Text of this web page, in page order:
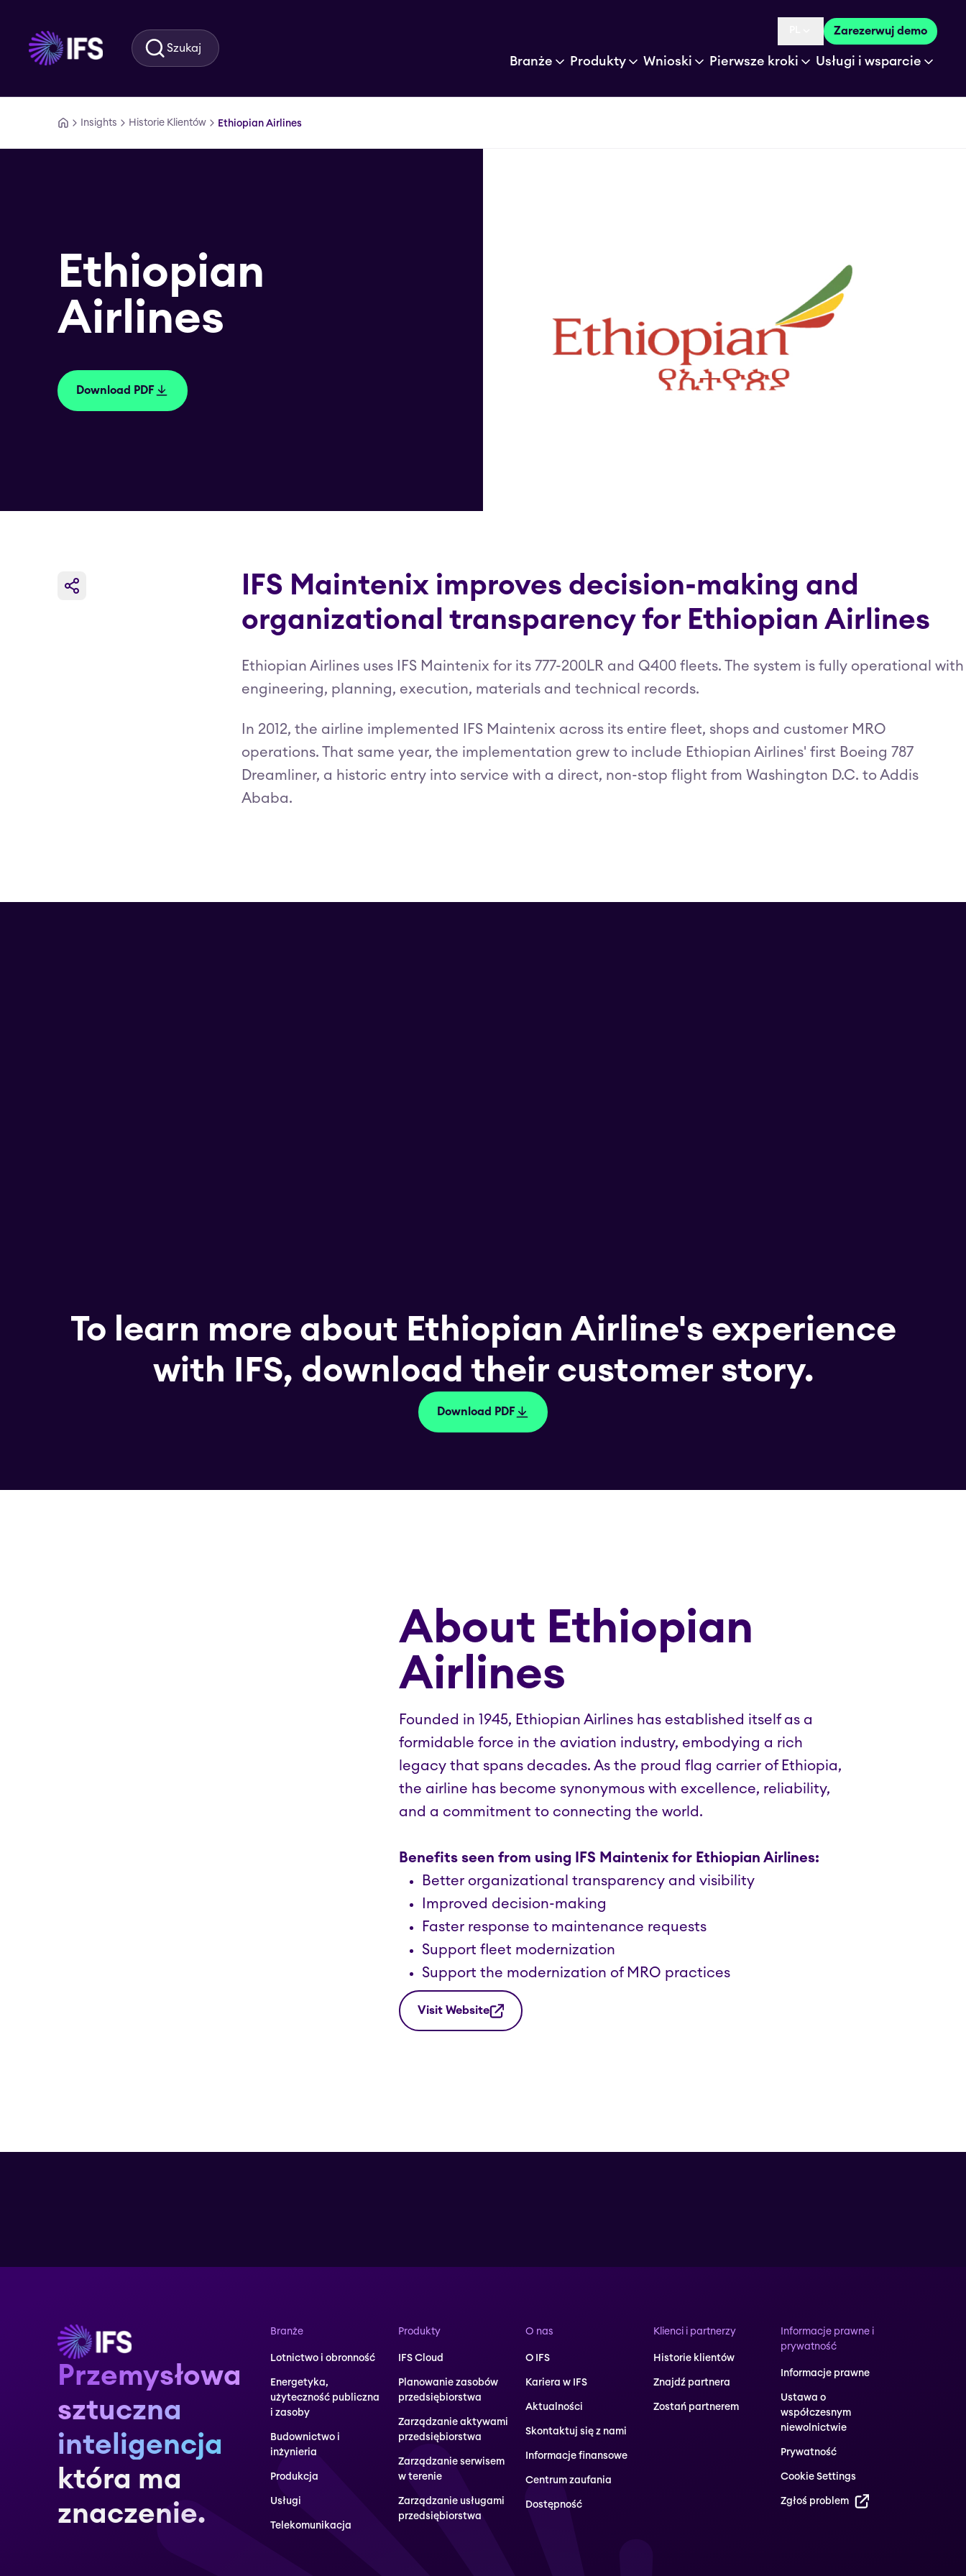
Szukaj
Language selected is
Zarezerwuj demo
Branże Produkty Wnioski Pierwsze kroki Usługi i wsparcie
Insights Historie Klientów Ethiopian Airlines
Ethiopian
Airlines
Download PDF
IFS Maintenix improves decision-making and
organizational transparency for Ethiopian Airlines
Ethiopian Airlines uses IFS Maintenix for its 777-200LR and Q400 fleets. The system is fully operational with
engineering, planning, execution, materials and technical records.
In 2012, the airline implemented IFS Maintenix across its entire fleet, shops and customer MRO
operations. That same year, the implementation grew to include Ethiopian Airlines' first Boeing 787
Dreamliner, a historic entry into service with a direct, non-stop flight from Washington D.C. to Addis
Ababa.
To learn more about Ethiopian Airline's experience
with IFS, download their customer story.
Download PDF
About Ethiopian
Airlines
Founded in 1945, Ethiopian Airlines has established itself as a
formidable force in the aviation industry, embodying a rich
legacy that spans decades. As the proud flag carrier of Ethiopia,
the airline has become synonymous with excellence, reliability,
and a commitment to connecting the world.
Benefits seen from using IFS Maintenix for Ethiopian Airlines:
Better organizational transparency and visibility
Improved decision-making
Faster response to maintenance requests
Support fleet modernization
Support the modernization of MRO practices
Visit Website
Przemysłowa
sztuczna
inteligencja
która ma
znaczenie.
Branże
Lotnictwo i obronność
Energetyka,
użyteczność publiczna
i zasoby
Budownictwo i
inżynieria
Produkcja
Usługi
Telekomunikacja
Produkty
IFS Cloud
Planowanie zasobów
przedsiębiorstwa
Zarządzanie aktywami
przedsiębiorstwa
Zarządzanie serwisem
w terenie
Zarządzanie usługami
przedsiębiorstwa
O nas
O IFS
Kariera w IFS
Aktualności
Skontaktuj się z nami
Informacje finansowe
Centrum zaufania
Dostępność
Klienci i partnerzy
Historie klientów
Znajdź partnera
Zostań partnerem
Informacje prawne i
prywatność
Informacje prawne
Ustawa o
współczesnym
niewolnictwie
Prywatność
Cookie Settings
Zgłoś problem